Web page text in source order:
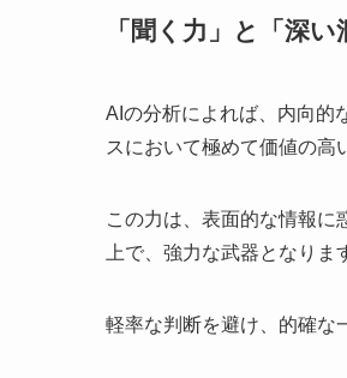
「聞く力」と「深
AIの分析によれば、内向的
スにおいて極めて価値の高
この力は、表面的な情報に
上で、強力な武器となりま
軽率な判断を避け、的確な